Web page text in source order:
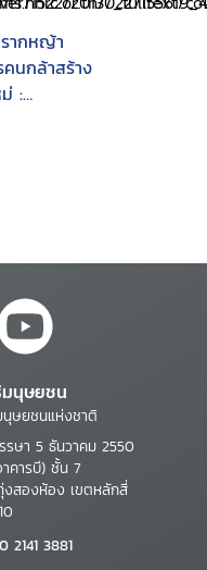
ากหญ้า
นกล้าสร้าง
:
นุษยชน
ษยชนแห่งชาติ
รษา 5 ธันวาคม 2550
คารบี) ชั้น 7
สองห้อง เขตหลักสี่
2141 3881